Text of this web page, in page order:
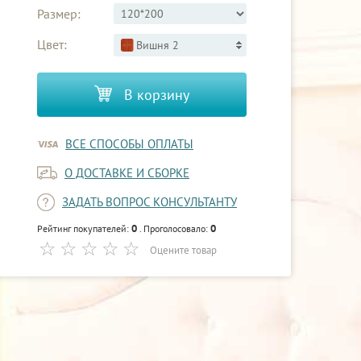
Размер:
Цвет:
Вишня 2
В корзину
ВСЕ СПОСОБЫ ОПЛАТЫ
О ДОСТАВКЕ И СБОРКЕ
ЗАДАТЬ ВОПРОС КОНСУЛЬТАНТУ
Рейтинг покупателей: 0 . Проголосовало: 0
Оцените товар